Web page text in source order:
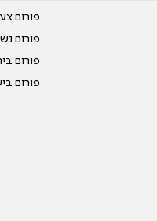
פורום
פורום
פורום
פורום